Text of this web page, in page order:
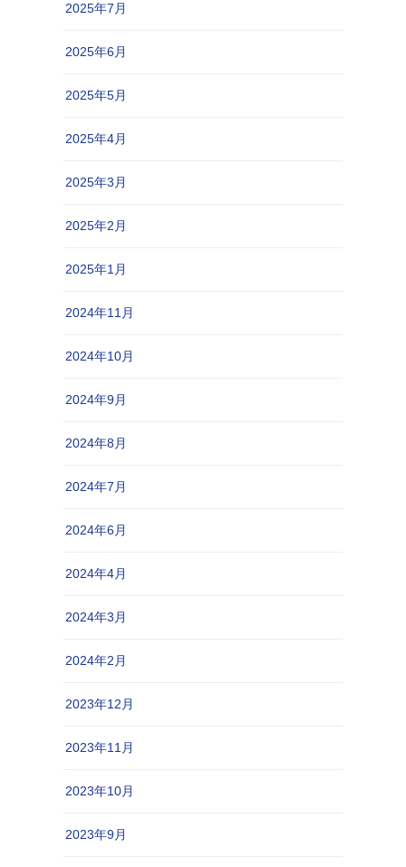
2025年7月
2025年6月
2025年5月
2025年4月
2025年3月
2025年2月
2025年1月
2024年11月
2024年10月
2024年9月
2024年8月
2024年7月
2024年6月
2024年4月
2024年3月
2024年2月
2023年12月
2023年11月
2023年10月
2023年9月